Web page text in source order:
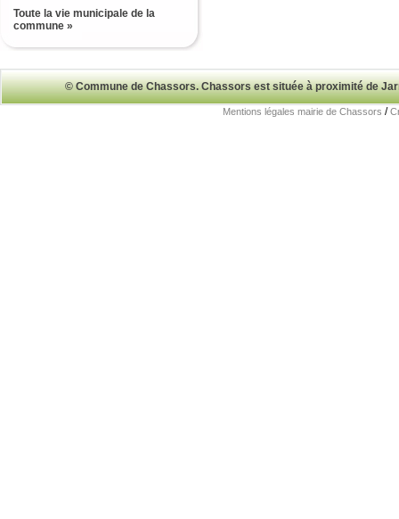
Toute la vie municipale de la
commune »
© Commune de Chassors. Chassors est située à proximité de
Mentions légales mairie de Chassors /